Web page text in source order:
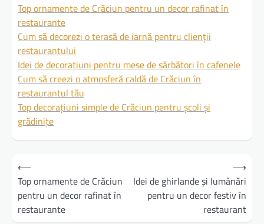
Top ornamente de Crăciun pentru un decor rafinat în
restaurante
Cum să decorezi o terasă de iarnă pentru clienții
restaurantului
Idei de decorațiuni pentru mese de sărbători în cafenele
Cum să creezi o atmosferă caldă de Crăciun în
restaurantul tău
Top decorațiuni simple de Crăciun pentru școli și
grădinițe
Navigare
în
articole
⟵
Top ornamente de Crăciun
pentru un decor rafinat în
restaurante
Idei de ghirlande și lumânări
pentru un decor festiv în
restaurant
⟶